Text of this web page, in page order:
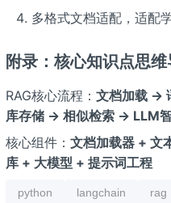
多格式文档适配，适配
附录：核心知识点思维
RAG核心流程： 文档加载 →
库存储 → 相似检索 → LLM
核心组件： 文档加载器 + 文
库 + 大模型 + 提示词工程
python langchain rag